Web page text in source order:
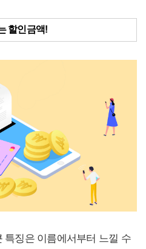
할인금액!
특징은 이름에서부터 느낄 수